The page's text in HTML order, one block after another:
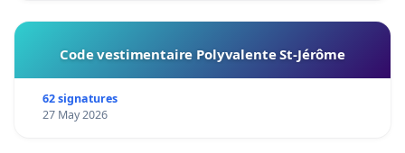
Code vestimentaire Polyvalente St-Jérôme
62 signatures
27 May 2026